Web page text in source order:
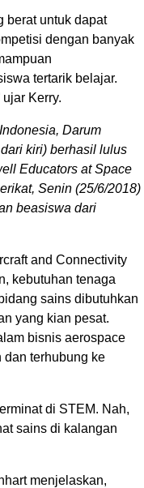
berat untuk dapat
dengan banyak
tertarik belajar.
Kerry.
Darum
kiri) berhasil lulus
Educators at Space
Senin (25/6/2018)
beasiswa dari
and Connectivity
kebutuhan tenaga
sains dibutuhkan
yang kian pesat.
bisnis aerospace
dan terhubung ke
di STEM. Nah,
sains di kalangan
menjelaskan,